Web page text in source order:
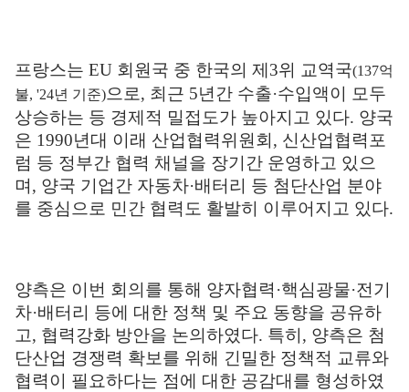
프랑스는 EU 회원국 중 한국의 제 3위 교역국(137억
불, '24년 기준)으로, 최근 5년간 수출·수입액이 모두
상승하는 등 경제적 밀접도가 높아지고 있다. 양국
은 1990년대 이래 산업협력위원회 , 신산업협력포
럼 등 정부간 협력 채널을 장기간 운영하고 있으
며 , 양국 기업간 자동차·배터리 등 첨단산업 분야
를 중심으로 민간 협력도 활발히 이루어지고 있다.
양측은 이번 회의를 통해 양자협력 ·핵심광물·전기
차·배터리 등에 대한 정책 및 주요 동향을 공유하
고, 협력강화 방안을 논의하였다. 특히 , 양측은 첨
단산업 경쟁력 확보를 위해 긴밀한 정책적 교류와
협력이 필요하다는 점에 대한 공감대를 형성하였